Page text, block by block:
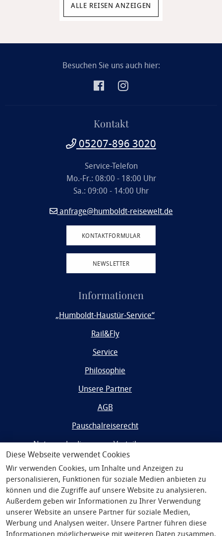
Diese Webseite verwendet Cookies
Wir verwenden Cookies, um Inhalte und Anzeigen zu
personalisieren, Funktionen für soziale Medien anbieten zu
können und die Zugriffe auf unsere Website zu analysieren.
Außerdem geben wir Informationen zu Ihrer Verwendung
unserer Website an unsere Partner für soziale Medien,
Werbung und Analysen weiter. Unsere Partner führen diese
Informationen möglicherweise mit weiteren Daten zusammen,
ALLE REISEN ANZEIGEN
Besuchen Sie uns auch hier:
Kontakt
05207-896 3020
Service-Telefon
Mo.-Fr.: 08:00 - 18:00 Uhr
Sa.: 09:00 - 14:00 Uhr
anfrage@humboldt-reisewelt.de
KONTAKTFORMULAR
NEWSLETTER
Informationen
„Humboldt-Haustür-Service“
Rail&Fly
Service
Philosophie
Unsere Partner
AGB
Pauschalreiserecht
Nutzungsbedingungen Vorteilsprogramm
Widerrufsrecht/Datenschutz